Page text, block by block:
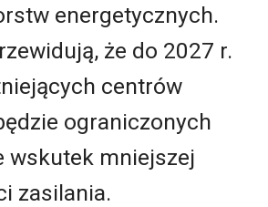
energetycznych.
że do 2027 r.
centrów
ograniczonych
wskutek mniejszej
zasilania.